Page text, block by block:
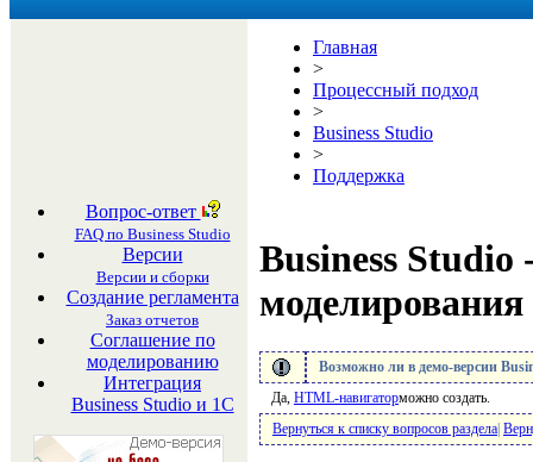
Вопрос-ответ
FAQ по Business Studio
Версии
Версии и сборки
Создание регламента
Заказ отчетов
Соглашение по
моделированию
Интеграция
Business Studio и 1С
Главная
>
Процессный подход
>
Business Studio
>
Поддержка
Business Studio
моделирования
Возможно ли в демо-версии
Да, HTML-навигаторможно создать.
Вернуться к списку вопросов раздела|